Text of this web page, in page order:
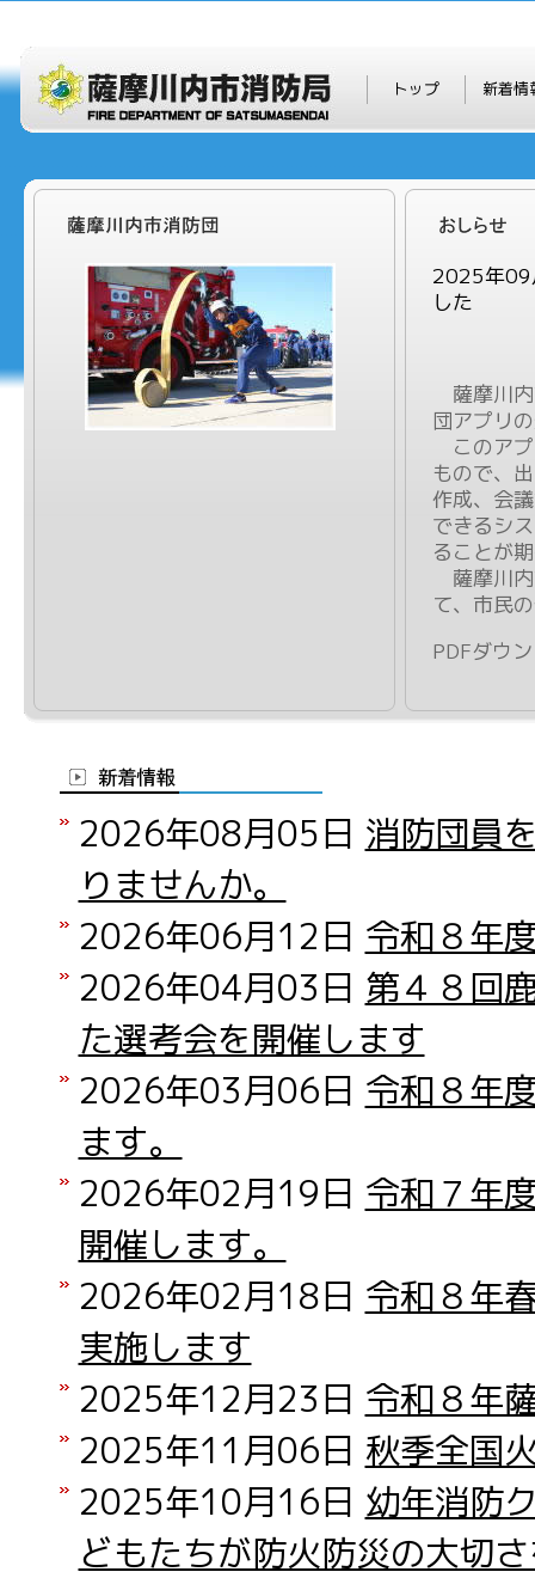
トップ 新着情
2025年09
した
薩摩川内
団アプリ
このアプ
もので、
作成、会
できるシ
ることが
薩摩川内
て、市民
PDFダウ
2026年08月05日 消防団員
りませんか。
2026年06月12日 令和８年
2026年04月03日 第４８回
た選考会を開催します
2026年03月06日 令和８年
ます。
2026年02月19日 令和７年
開催します。
2026年02月18日 令和８年
実施します
2025年12月23日 令和８年
2025年11月06日 秋季全国
2025年10月16日 幼年消防
どもたちが防火防災の大切